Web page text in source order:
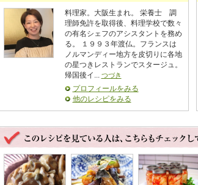
料理家。大阪生まれ。 栄養士 調
理師免許を取得後、料理学校で数々
の有名シェフのアシスタントを務め
る。 １９９３年渡仏。フランスは
ノルマンディー地方を皮切りに各地
の星つきレストランでスタージュ。
帰国後イ... つづき
プロフィールをみる
他のレシピをみる